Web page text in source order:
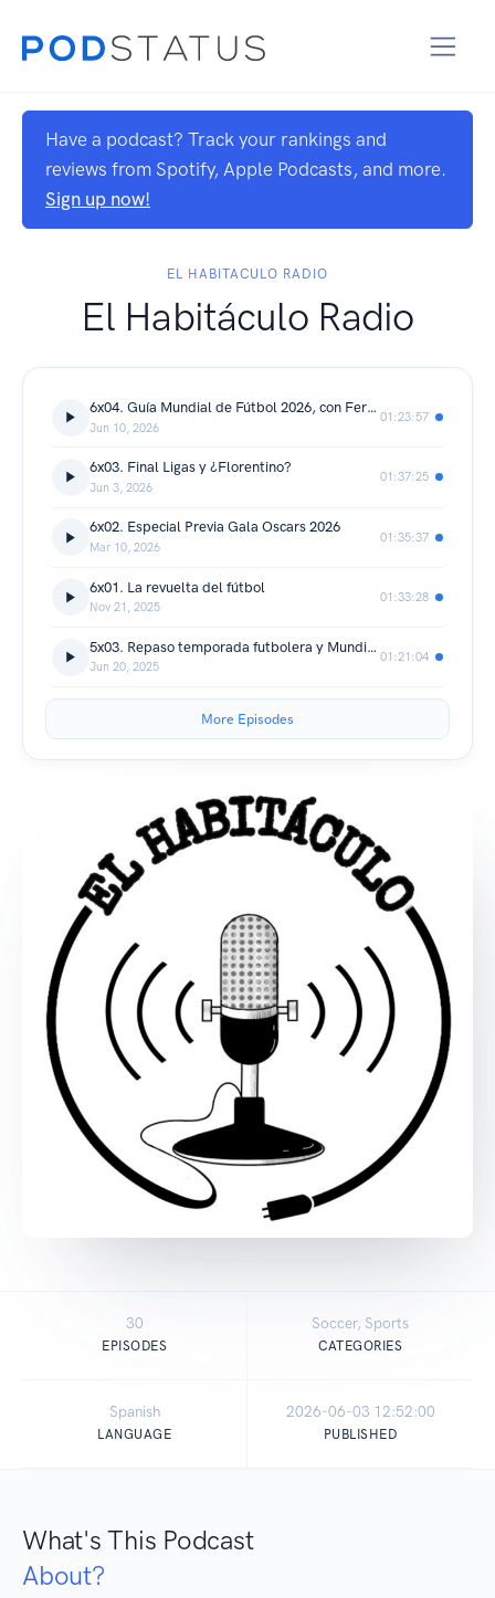
Have a podcast? Track your rankings and
reviews from Spotify, Apple Podcasts, and more.
Sign up now!
EL HABITACULO RADIO
El Habitáculo Radio
6x04. Guía Mundial de Fútbol 2026, con Fernando Evangelio
Jun 10, 2026
01:23:57
6x03. Final Ligas y ¿Florentino?
Jun 3, 2026
01:37:25
6x02. Especial Previa Gala Oscars 2026
Mar 10, 2026
01:35:37
6x01. La revuelta del fútbol
Nov 21, 2025
01:33:28
5x03. Repaso temporada futbolera y Mundial de Clubes FIFA
Jun 20, 2025
01:21:04
More Episodes
30
EPISODES
Soccer, Sports
CATEGORIES
Spanish
LANGUAGE
2026-06-03 12:52:00
PUBLISHED
What's This Podcast
About?